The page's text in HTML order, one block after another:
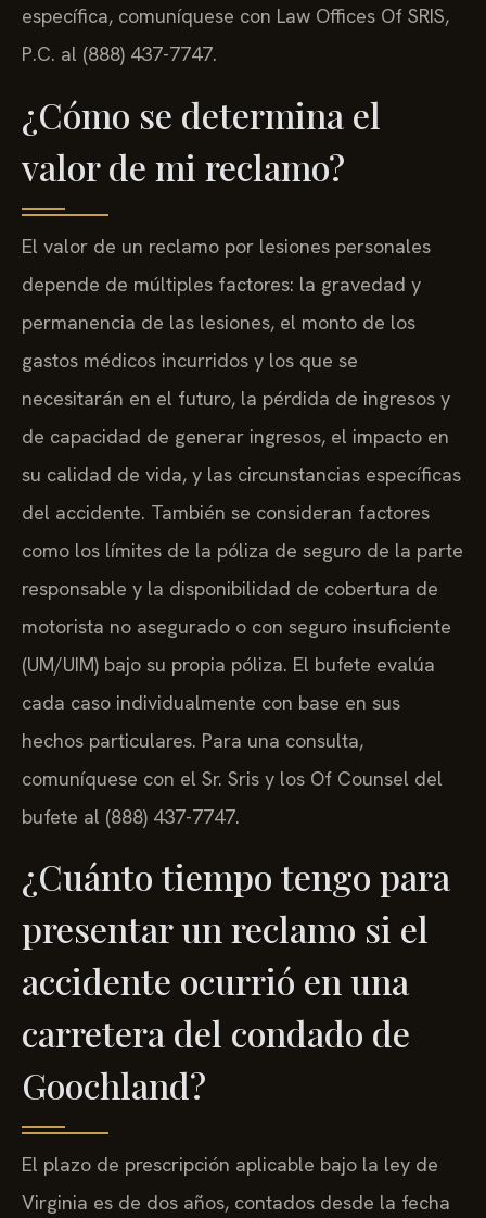
específica, comuníquese con Law Offices Of SRIS,
P.C. al (888) 437-7747.
¿Cómo se determina el
valor de mi reclamo?
El valor de un reclamo por lesiones personales
depende de múltiples factores: la gravedad y
permanencia de las lesiones, el monto de los
gastos médicos incurridos y los que se
necesitarán en el futuro, la pérdida de ingresos y
de capacidad de generar ingresos, el impacto en
su calidad de vida, y las circunstancias específicas
del accidente. También se consideran factores
como los límites de la póliza de seguro de la parte
responsable y la disponibilidad de cobertura de
motorista no asegurado o con seguro insuficiente
(UM/UIM) bajo su propia póliza. El bufete evalúa
cada caso individualmente con base en sus
hechos particulares. Para una consulta,
comuníquese con el Sr. Sris y los Of Counsel del
bufete al (888) 437-7747.
¿Cuánto tiempo tengo para
presentar un reclamo si el
accidente ocurrió en una
carretera del condado de
Goochland?
El plazo de prescripción aplicable bajo la ley de
Virginia es de dos años, contados desde la fecha